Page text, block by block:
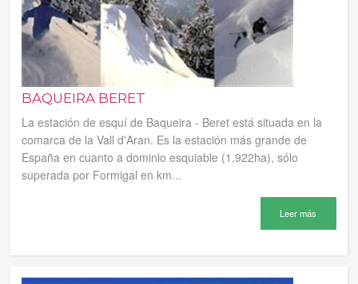
BAQUEIRA BERET
La estación de esquí de Baqueira - Beret está situada en la
comarca de la Vall d'Aran. Es la estación más grande de
España en cuanto a dominio esquiable (1.922ha), sólo
superada por Formigal en km...
Leer más